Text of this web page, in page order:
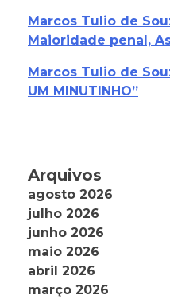
Marcos Tulio de
Maioridade penal,
Marcos Tulio de
UM MINUTINHO”
Arquivos
agosto 2026
julho 2026
junho 2026
maio 2026
abril 2026
março 2026